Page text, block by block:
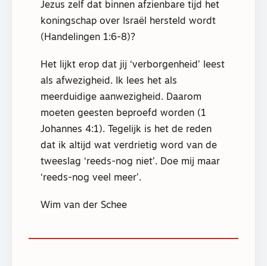
Jezus zelf dat binnen afzienbare tijd het
koningschap over Israël hersteld wordt
(Handelingen 1:6-8)?
Het lijkt erop dat jij ‘verborgenheid’ leest
als afwezigheid. Ik lees het als
meerduidige aanwezigheid. Daarom
moeten geesten beproefd worden (1
Johannes 4:1). Tegelijk is het de reden
dat ik altijd wat verdrietig word van de
tweeslag ‘reeds-nog niet’. Doe mij maar
‘reeds-nog veel meer’.
Wim van der Schee